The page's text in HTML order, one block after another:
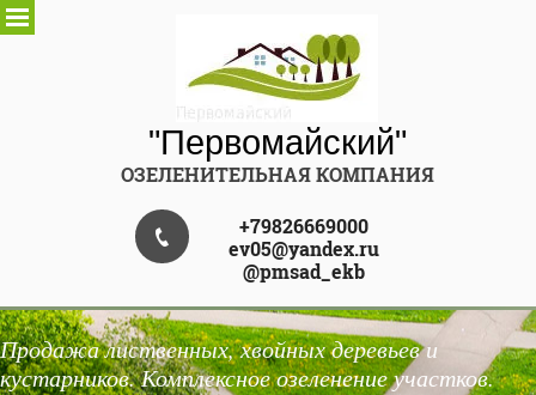
"Первомайский"
ОЗЕЛЕНИТЕЛЬНАЯ КОМПАНИЯ
+79826669000
ev05@yandex.ru
@pmsad_ekb
Продажа лиственных, хвойных деревьев и
кустарников. Комплексное озеленение участков.